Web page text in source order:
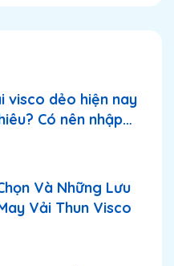
visco dẻo hiện nay
Có nên nhập
Và Những Lưu
Vải Thun Visco